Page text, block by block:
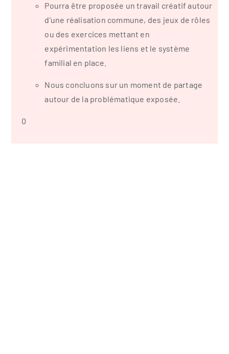
Pourra être proposée un travail créatif autour
d’une réalisation commune, des jeux de rôles
ou des exercices mettant en
expérimentation les liens et le système
familial en place.
Nous concluons sur un moment de partage
autour de la problématique exposée.
0